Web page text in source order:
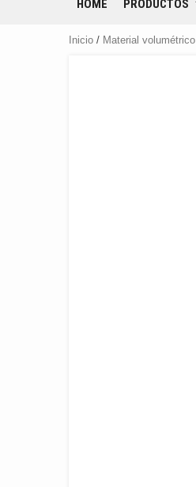
HOME PRODUCTOS
Inicio / Material volumétrico